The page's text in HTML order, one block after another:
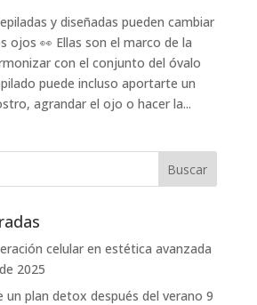
y diseñadas pueden cambiar
ojos 👀 Ellas son el marco de la
con el conjunto del óvalo
puede incluso aportarte un
agrandar el ojo o hacer la...
celular en estética avanzada
2025
un plan detox después del verano 9